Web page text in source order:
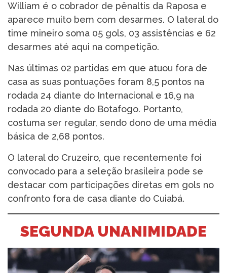
William é o cobrador de pênaltis da Raposa e
aparece muito bem com desarmes. O lateral do
time mineiro soma 05 gols, 03 assistências e 62
desarmes até aqui na competição.
Nas últimas 02 partidas em que atuou fora de
casa as suas pontuações foram 8,5 pontos na
rodada 24 diante do Internacional e 16,9 na
rodada 20 diante do Botafogo. Portanto,
costuma ser regular, sendo dono de uma média
básica de 2,68 pontos.
O lateral do Cruzeiro, que recentemente foi
convocado para a seleção brasileira pode se
destacar com participações diretas em gols no
confronto fora de casa diante do Cuiabá.
SEGUNDA UNANIMIDADE